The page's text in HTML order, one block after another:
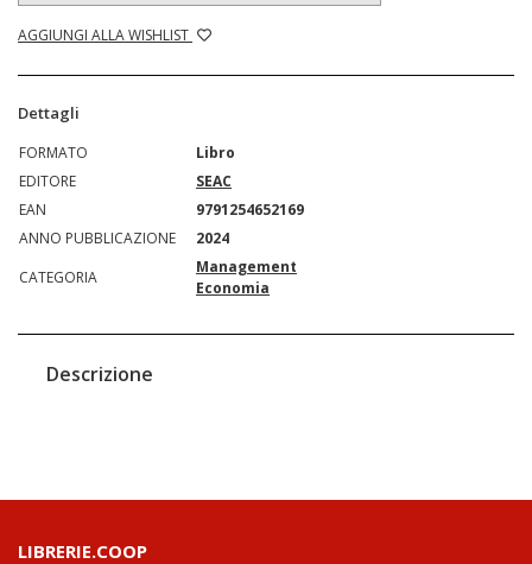
AGGIUNGI ALLA WISHLIST
Dettagli
FORMATO
Libro
EDITORE
SEAC
EAN
9791254652169
ANNO PUBBLICAZIONE
2024
CATEGORIA
Management
Economia
Descrizione
LIBRERIE.COOP